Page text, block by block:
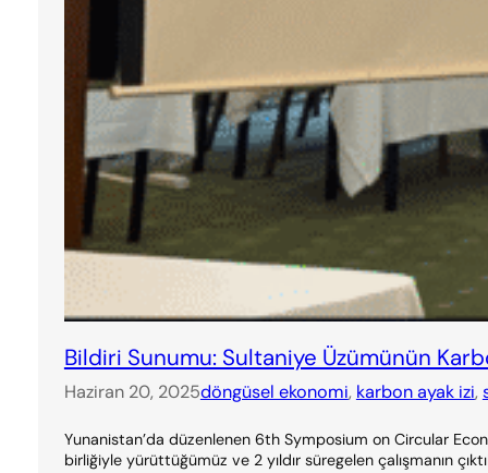
Bildiri Sunumu: Sultaniye Üzümünün
Haziran 20, 2025döngüsel ekonomi, karbon ayak izi,
Yunanistan’da düzenlenen 6th Symposium on Circular
birliğiyle yürüttüğümüz ve 2 yıldır süregelen çalışmanın